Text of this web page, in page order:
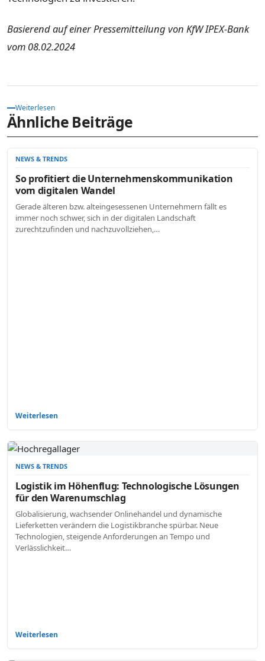
Basierend auf einer Pressemitteilung von KfW IPEX-Bank
vom 08.02.2024
Weiterlesen
Ähnliche Beiträge
NEWS & TRENDS
So profitiert die Unternehmenskommunikation
vom digitalen Wandel
Gerade älteren bzw. alteingesessenen Unternehmern fällt es
immer noch schwer, sich in der digitalen Landschaft
zurechtzufinden und nachzuvollziehen,…
Weiterlesen
NEWS & TRENDS
Logistik im Höhenflug: Technologische Lösungen
für den Warenumschlag
Globalisierung, wachsender Onlinehandel und dynamische
Lieferketten verändern die Logistikbranche spürbar. Neue
Technologien, steigende Anforderungen an Tempo und
Verlässlichkeit…
Weiterlesen